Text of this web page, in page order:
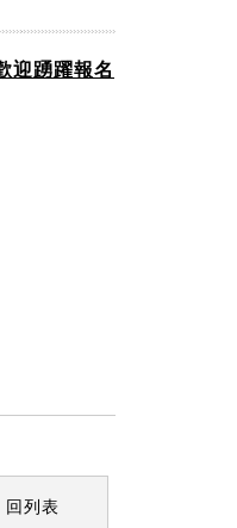
迎踴躍報名
回列表